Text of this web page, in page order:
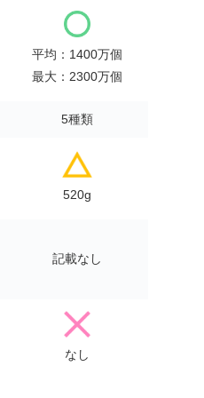
平均：1400万個
最大：2300万個
5種類
520g
記載なし
なし